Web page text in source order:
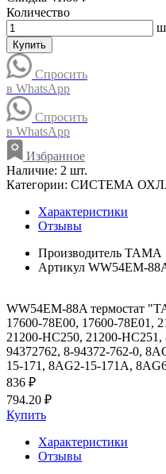
Количество
Купить
Спросить
в WhatsApp
Спросить
в WhatsApp
Избранное
Наличие: 2 шт.
Категории: СИСТЕМА
Характеристики
Отзывы
Производитель TAMA
Артикул WW54EM-
WW54EM-88A термостат
17600-78E00, 17600-78E01,
21200-HC250, 21200-
94372762, 8-94372-762-0,
15-171, 8AG2-15-171A,
836 ₽
794.20 ₽
Купить
Характеристики
Отзывы